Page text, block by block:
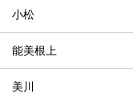
小松
能美根上
美川